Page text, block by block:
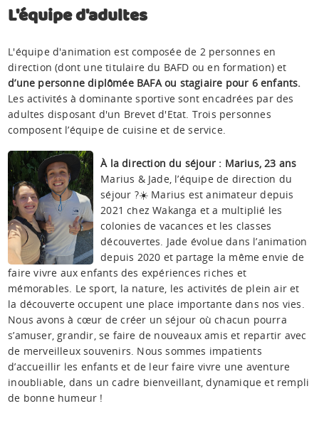
L'équipe d'adultes
L'équipe d'animation est composée de 2 personnes en
direction (dont une titulaire du BAFD ou en formation) et
d’une personne diplômée BAFA ou stagiaire pour 6 enfants.
Les activités à dominante sportive sont encadrées par des
adultes disposant d'un Brevet d'Etat. Trois personnes
composent l’équipe de cuisine et de service.
À la direction du séjour : Marius, 23 ans
Marius & Jade, l’équipe de direction du
séjour ?☀️ Marius est animateur depuis
2021 chez Wakanga et a multiplié les
colonies de vacances et les classes
découvertes. Jade évolue dans l’animation
depuis 2020 et partage la même envie de
faire vivre aux enfants des expériences riches et
mémorables. Le sport, la nature, les activités de plein air et
la découverte occupent une place importante dans nos vies.
Nous avons à cœur de créer un séjour où chacun pourra
s’amuser, grandir, se faire de nouveaux amis et repartir avec
de merveilleux souvenirs. Nous sommes impatients
d’accueillir les enfants et de leur faire vivre une aventure
inoubliable, dans un cadre bienveillant, dynamique et rempli
de bonne humeur !